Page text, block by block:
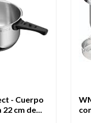
- Cuerpo
cm de...